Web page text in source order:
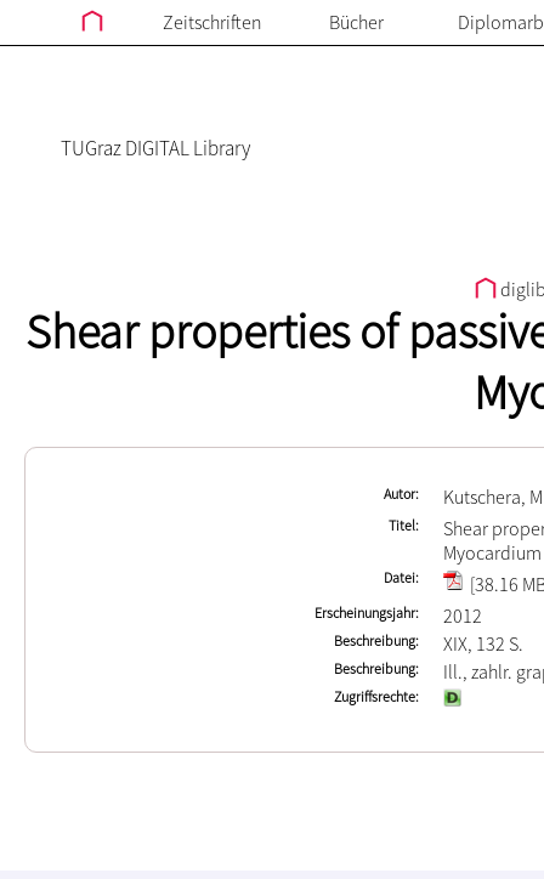
Zeitschriften Bücher
TUGraz DIGITAL Library
Shear properties of
Autor Kutschera,
Titel
Shear
Myocardium
Datei [38.16
Erscheinungsjahr 2012
Beschreibung XIX, 132 S.
Beschreibung Ill., zahlr.
Zugriffsrechte